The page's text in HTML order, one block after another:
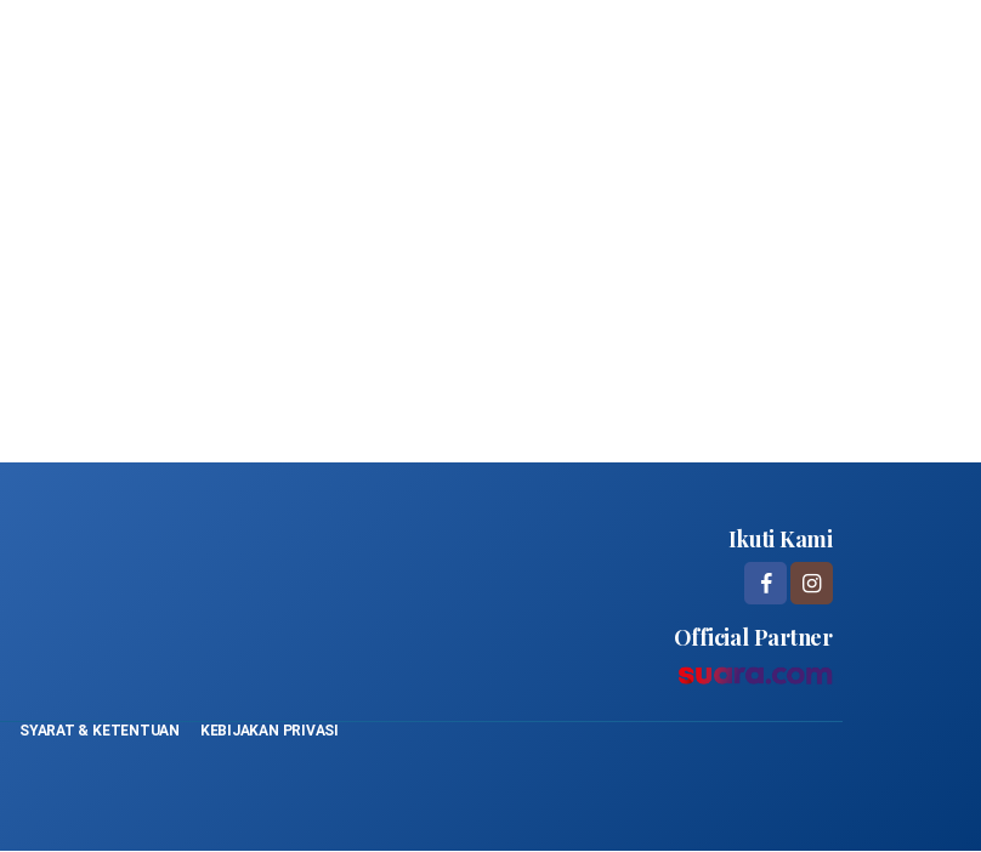
Ikuti Kami
Official Partner
SYARAT & KETENTUAN KEBIJAKAN PRIVASI